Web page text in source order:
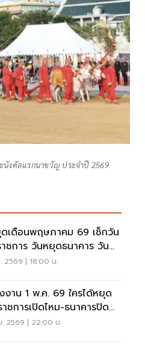
งคัลแรกนาขวัญ ประจำปี 2569
เดือนพฤษภาคม 69 เช็กวัน
ชการ วันหยุดธนาคาร วัน
วที่นี่
. 2569 | 18:00 น.
งาน 1 พ.ค. 69 ใครได้หยุด
ชการเปิดไหม-ธนาคารปิด
. 2569 | 22:00 น.